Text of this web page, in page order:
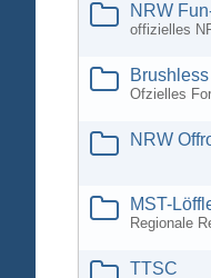
NRW
offizielles
Ofzielles
NRW
MST-
Regionale
TTSC